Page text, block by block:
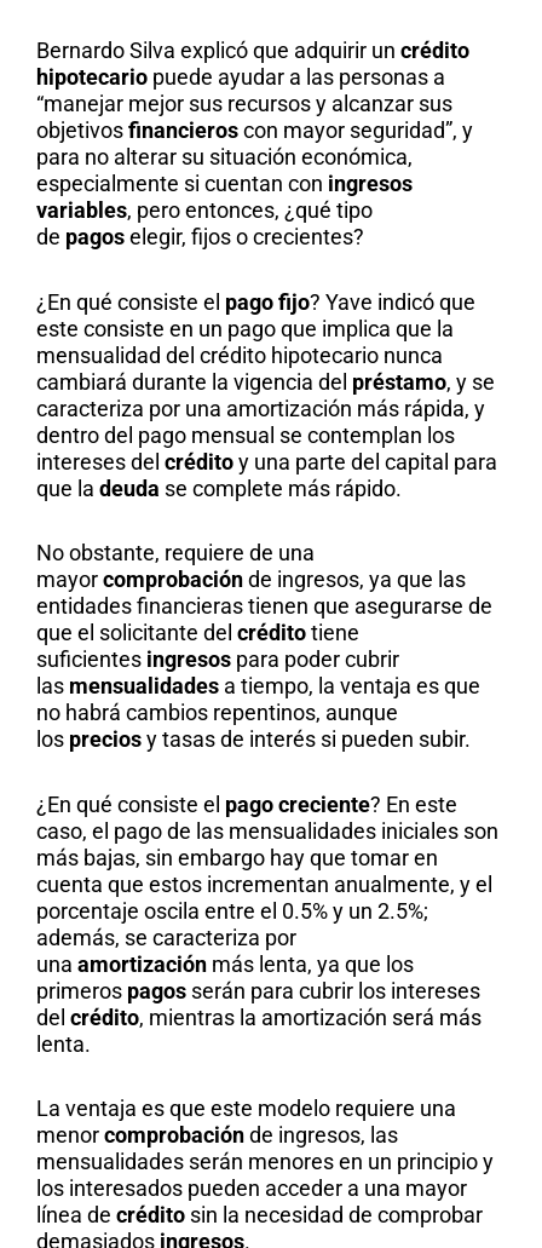
Bernardo Silva explicó que adquirir un crédito
hipotecario puede ayudar a las personas a
“manejar mejor sus recursos y alcanzar sus
objetivosfinancieroscon mayor seguridad”, y
para no alterar su situación económica,
especialmente si cuentan con ingresos
variables, pero entonces, ¿qué tipo
de pagoselegir, fijos o crecientes?
¿En qué consiste el pago fijo? Yave indicó que
este consiste en un pago que implica que la
mensualidad del crédito hipotecario nunca
cambiará durante la vigencia del préstamo, y se
caracteriza por una amortización más rápida, y
dentro del pago mensual se contemplan los
intereses del créditoy una parte del capital para
que la deuda se complete más rápido.
No obstante, requiere de una
mayorcomprobaciónde ingresos, ya que las
entidades financieras tienen que asegurarse de
que el solicitante del créditotiene
suficientes ingresos para poder cubrir
las mensualidades a tiempo, la ventaja es que
no habrá cambios repentinos, aunque
los preciosy tasas de interés si pueden subir.
¿En qué consiste el pago creciente? En este
caso, el pago de las mensualidades iniciales son
más bajas, sin embargo hay que tomar en
cuenta que estos incrementan anualmente, y el
porcentaje oscila entre el 0.5% y un 2.5%;
además, se caracteriza por
una amortización más lenta, ya que los
primeros pagos serán para cubrir los intereses
del crédito, mientras la amortización será más
lenta.
La ventaja es que este modelo requiere una
menorcomprobaciónde ingresos, las
mensualidades serán menores en un principio y
los interesados pueden acceder a una mayor
línea de crédito sin la necesidad de comprobar
demasiados ingresos.